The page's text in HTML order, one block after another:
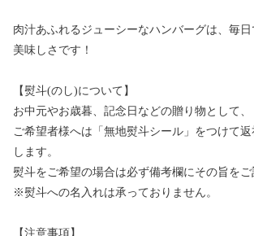
肉汁あふれるジューシーなハンバーグは、毎
美味しさです！
【熨斗(のし)について】
お中元やお歳暮、記念日などの贈り物として、
ご希望者様へは「無地熨斗シール」をつけて
します。
熨斗をご希望の場合は必ず備考欄にその旨をご
※熨斗への名入れは承っておりません。
【注意事項】